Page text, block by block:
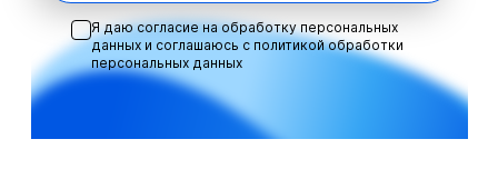
Я даю согласие на обработку персональных
данных и соглашаюсь с политикой обработки
персональных данных